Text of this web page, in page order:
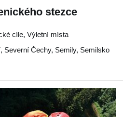
stezce
cíle, Výletní místa
, Severní Čechy, Semily, Semilsko